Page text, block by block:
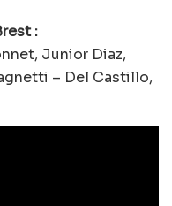
:
Junior Diaz,
– Del Castillo,